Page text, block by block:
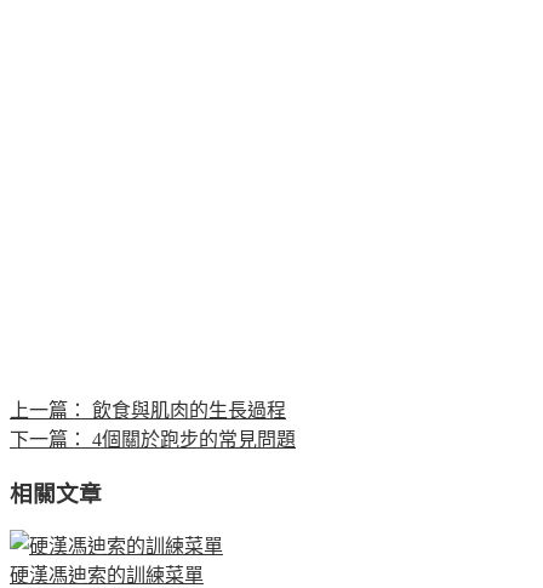
上一篇：
飲食與肌肉的生長過程
下一篇：
4個關於跑步的常見問題
相關文章
硬漢馮迪索的訓練菜單